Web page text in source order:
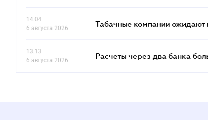
14.04
6 августа 2026
Табачные компании ожидают
13.13
6 августа 2026
Расчеты через два банка